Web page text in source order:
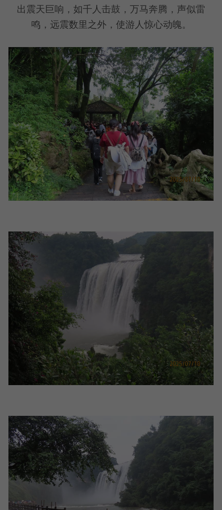
出震天巨响，如千人击鼓，万马奔腾，声似雷
鸣，远震数里之外，使游人惊心动魄。